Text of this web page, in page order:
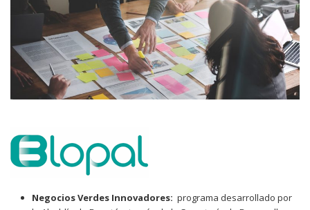
Negocios Verdes Innovadores: programa desarrollado por